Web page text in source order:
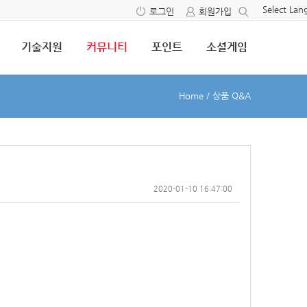
Select
로그인 회원가입
기술지원 커뮤니티 포인트 소셜게임
Home / 상품 Q&A
2020-01-10 16:47:00